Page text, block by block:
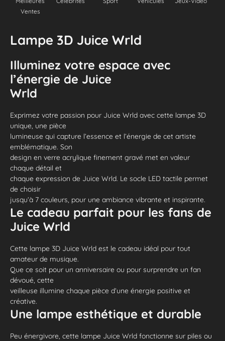
Ventes
Lampe 3D Juice Wrld
Illuminez votre espace avec
l’énergie de Juice
Wrld
Exprimez votre passion pour Juice Wrld avec cette lampe 3D
unique, une pièce
lumineuse qui capture l’essence et l’énergie de cet artiste
emblématique. Son
design en verre acrylique finement gravé met en valeur
chaque détail et
chaque expression de Juice Wrld. Le socle LED tactile permet
de choisir
jusqu’à 7 couleurs, pour une ambiance vibrante et inspirante.
Le cadeau parfait pour les fans de
Juice Wrld
Cette lampe 3D Juice Wrld est le cadeau idéal pour tout
amateur de musique.
Que ce soit pour un anniversaire ou pour surprendre un fan
dévoué, cette
veilleuse illumine chaque pièce d’une énergie positive et
créative.
Une lampe esthétique et durable
Peu énergivore, cette lampe Juice Wrld fonctionne sur piles ou